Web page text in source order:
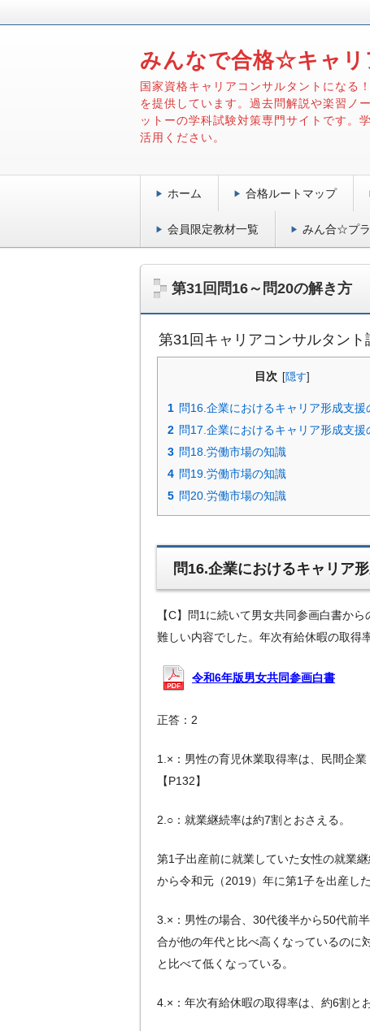
みんなで合格☆キャ
国家資格キャリアコンサルタントになる
を提供しています。過去問解説や楽習ノ
ットーの学科試験対策専門サイトです。
活用ください。
ホーム 合格ルートマップ
会員限定教材一覧 みん合☆プ
第31回問16～問20の解き方
第31回キャリアコンサルタント
目次 隠す
1 問16.企業におけるキャリア形成支援
2 問17.企業におけるキャリア形成支援
3 問18.労働市場の知識
4 問19.労働市場の知識
5 問20.労働市場の知識
問16.企業におけるキャリア
【C】問1に続いて男女共同参画白書か
難しい内容でした。年次有給休暇の取得
令和6年版男女共同参画白書
正答：2
1.×：男性の育児休業取得率は、民間企
【P132】
2.○：就業継続率は約7割とおさえる。
第1子出産前に就業していた女性の就業
から令和元（2019）年に第1子を出産し
3.×：男性の場合、30代後半から50代前
合が他の年代と比べ高くなっているのに
と比べて低くなっている。
4.×：年次有給休暇の取得率は、約6割と